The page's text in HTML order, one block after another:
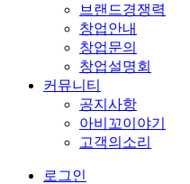
브랜드경쟁력
창업안내
창업문의
창업설명회
커뮤니티
공지사항
아비꼬이야기
고객의소리
로그인